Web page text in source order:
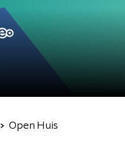
Open Huis